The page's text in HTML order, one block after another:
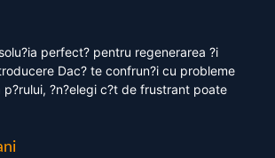
perfect? pentru regenerarea ?i
Dac? te confrun?i cu probleme
?n?elegi c?t de frustrant poate